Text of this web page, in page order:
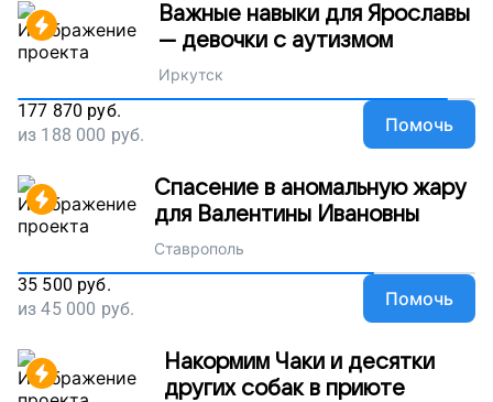
Важные навыки для Ярославы
— девочки с аутизмом
Иркутск
177 870 руб.
из 188 000 руб. Помочь
Спасение в аномальную жару
для Валентины Ивановны
Ставрополь
35 500 руб.
из45 000 руб. Помочь
Накормим Чаки и десятки
других собак в приюте